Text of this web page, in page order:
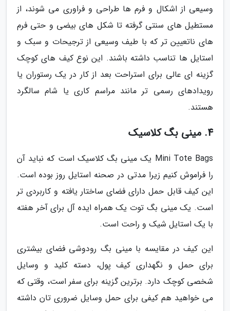
وسیعی از اشکال و فرم ها طراحی و فراوری می شوند، از
مستطیل های سنتی گرفته تا شکل های بیضی و حتی فرم
های ناتعیین تر که با طیف وسیعی از ترجیحات و سبک و
استایل ها تناسب داشته باشند. این نوع کیف های کوچک
گزینه ای عالی برای استراحت بعد از کار در یک رستوران یا
رویدادهای رسمی تر مانند مراسم کاری یا شام سالگرد
هستند.
4. مینی بگ کلاسیک
Mini Tote Bags یک مینی بگ کلاسیک است که نباید آن
را فراموش کنیم زیرا مدتی در صحنه استایل روز بوده است.
این کیف قابل حمل دارای فضای ساختار یافته و کاربردی تر
است. یک مینی بگ توت یک همراه ایده آل برای آخر هفته
با یک استایل شیک و راحت است.
این کیف در مقایسه با مینی بگ رودوشی فضای بیشتری
برای حمل و نگهداری کیف پول، دسته کلید و وسایل
شخصی کوچک دارد. برترین گزینه برای سفر است، وقتی که
می خواهید هم کیفی برای حمل وسایل ضروری تان داشته